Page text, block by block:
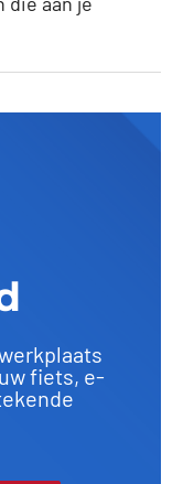
fiets, e-